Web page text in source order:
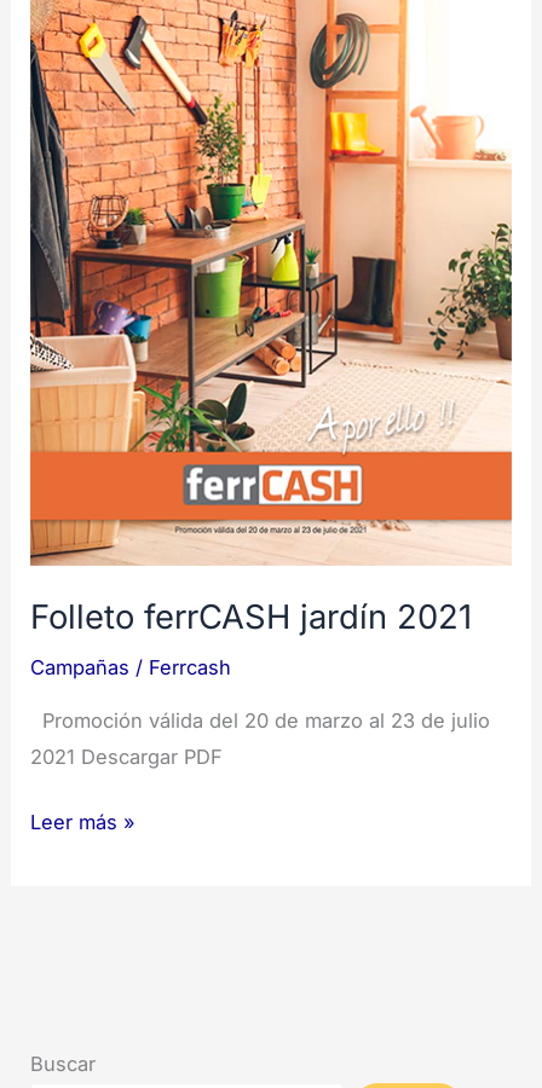
Folleto ferrCASH jardín 2021
Campañas / Ferrcash
Promoción válida del 20 de marzo al 23 de julio
2021 Descargar PDF
Leer más »
Buscar